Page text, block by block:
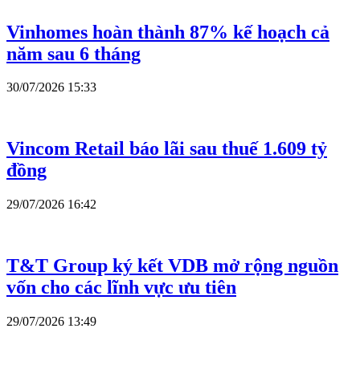
Vinhomes hoàn thành 87% kế hoạch cả
năm sau 6 tháng
30/07/2026 15:33
Vincom Retail báo lãi sau thuế 1.609 tỷ
đồng
29/07/2026 16:42
T&T Group ký kết VDB mở rộng nguồn
vốn cho các lĩnh vực ưu tiên
29/07/2026 13:49